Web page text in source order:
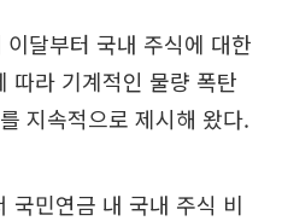
달부터 국내 주식에 대한
따라 기계적인 물량 폭탄
지속적으로 제시해 왔다.
국민연금 내 국내 주식 비